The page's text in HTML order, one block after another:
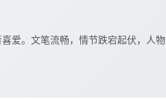
爱。文笔流畅，情节跌宕起伏，人物